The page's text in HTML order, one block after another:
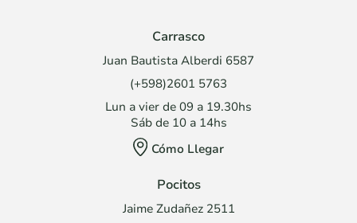
Carrasco
Juan Bautista Alberdi 6587
(+598)2601 5763
Lun a vier de 09 a 19.30hs
Sáb de 10 a 14hs
Cómo Llegar
Pocitos
Jaime Zudañez 2511